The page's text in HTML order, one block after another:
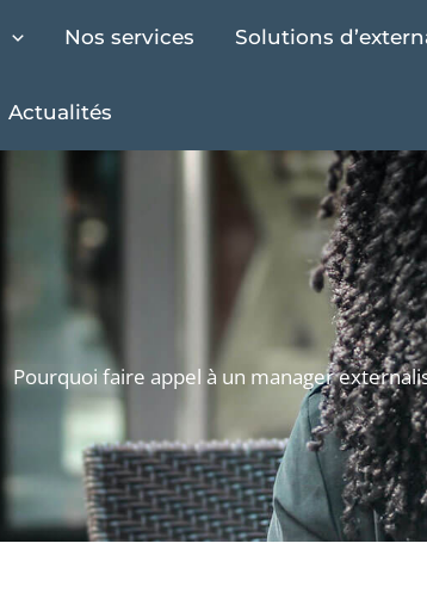
Nos services Solutions
Actualités
Pourquoi faire appel à un manager